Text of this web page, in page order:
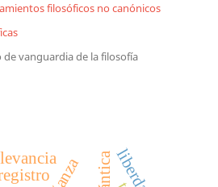
filosóficos no canónicos
vanguardia de la filosofía